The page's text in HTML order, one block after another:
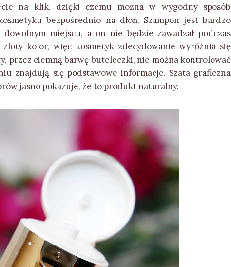
na klik, dzięki czemu można w wygodny sposób
bezpośrednio na dłoń. Szampon jest bardzo
miejscu, a on nie będzie zawadzał podczas
kolor, więc kosmetyk zdecydowanie wyróżnia się
przez ciemną barwę buteleczki, nie można kontrolować
znajdują się podstawowe informacje. Szata graficzna
jasno pokazuje, że to produkt naturalny.